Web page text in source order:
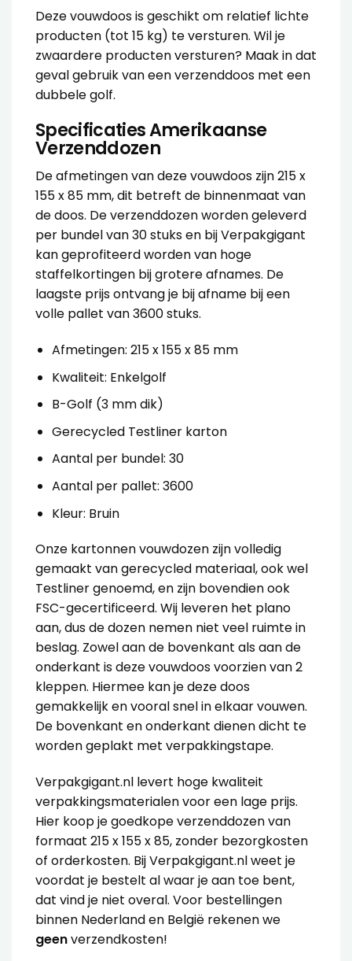
Deze vouwdoos is geschikt om relatief lichte
producten (tot 15 kg) te versturen. Wil je
zwaardere producten versturen? Maak in dat
geval gebruik van eenverzenddoos met een
dubbele golf.
Specificaties Amerikaanse
Verzenddozen
De afmetingen van dezevouwdoos zijn 215 x
155 x 85 mm, dit betreft de binnenmaat van
de doos. Deverzenddozenworden geleverd
per bundel van 30 stuks en bij Verpakgigant
kan geprofiteerd worden van hoge
staffelkortingen bij grotere afnames. De
laagste prijs ontvang je bij afname bij een
volle pallet van 3600 stuks.
Afmetingen: 215 x 155 x 85 mm
Kwaliteit: Enkelgolf
B-Golf (3 mm dik)
Gerecycled Testliner karton
Aantal per bundel: 30
Aantal per pallet: 3600
Kleur: Bruin
Onze kartonnen vouwdozen zijn volledig
gemaakt van gerecycled materiaal, ook wel
Testliner genoemd, en zijn bovendien ook
FSC-gecertificeerd. Wij leveren het plano
aan, dus de dozen nemen niet veel ruimte in
beslag. Zowel aan de bovenkant als aan de
onderkant is deze vouwdoos voorzien van 2
kleppen. Hiermee kan je deze doos
gemakkelijk en vooral snel in elkaar vouwen.
De bovenkant en onderkant dienen dicht te
worden geplakt met verpakkingstape.
Verpakgigant.nl levert hoge kwaliteit
verpakkingsmaterialen voor een lage prijs.
Hier koop je goedkope verzenddozen van
formaat 215 x 155 x 85, zonder bezorgkosten
of orderkosten. Bij Verpakgigant.nl weet je
voordat je bestelt al waar je aan toe bent,
dat vind je niet overal. Voor bestellingen
binnen Nederland en België rekenen we
geenverzendkosten!